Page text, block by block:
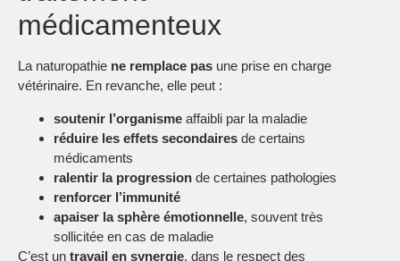
médicamenteux
La naturopathie ne remplace pas une prise en charge
vétérinaire. En revanche, elle peut :
soutenir l’organisme affaibli par la maladie
réduire les effets secondaires de certains
médicaments
ralentir la progression de certaines pathologies
renforcer l’immunité
apaiser la sphère émotionnelle, souvent très
sollicitée en cas de maladie
C’est un travail en synergie, dans le respect des